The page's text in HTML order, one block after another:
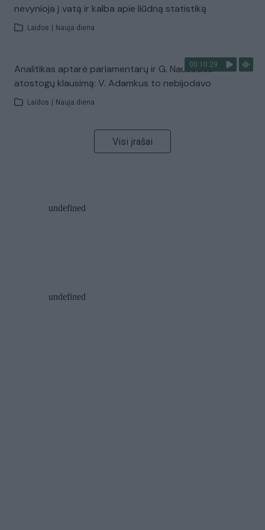
nevynioja į vatą ir kalba apie liūdną statistiką
Laidos Nauja diena
00:10:29
Analitikas aptarė parlamentarų ir G. Nausėdos
atostogų klausimą: V. Adamkus to nebijodavo
Laidos Nauja diena
Visi įrašai